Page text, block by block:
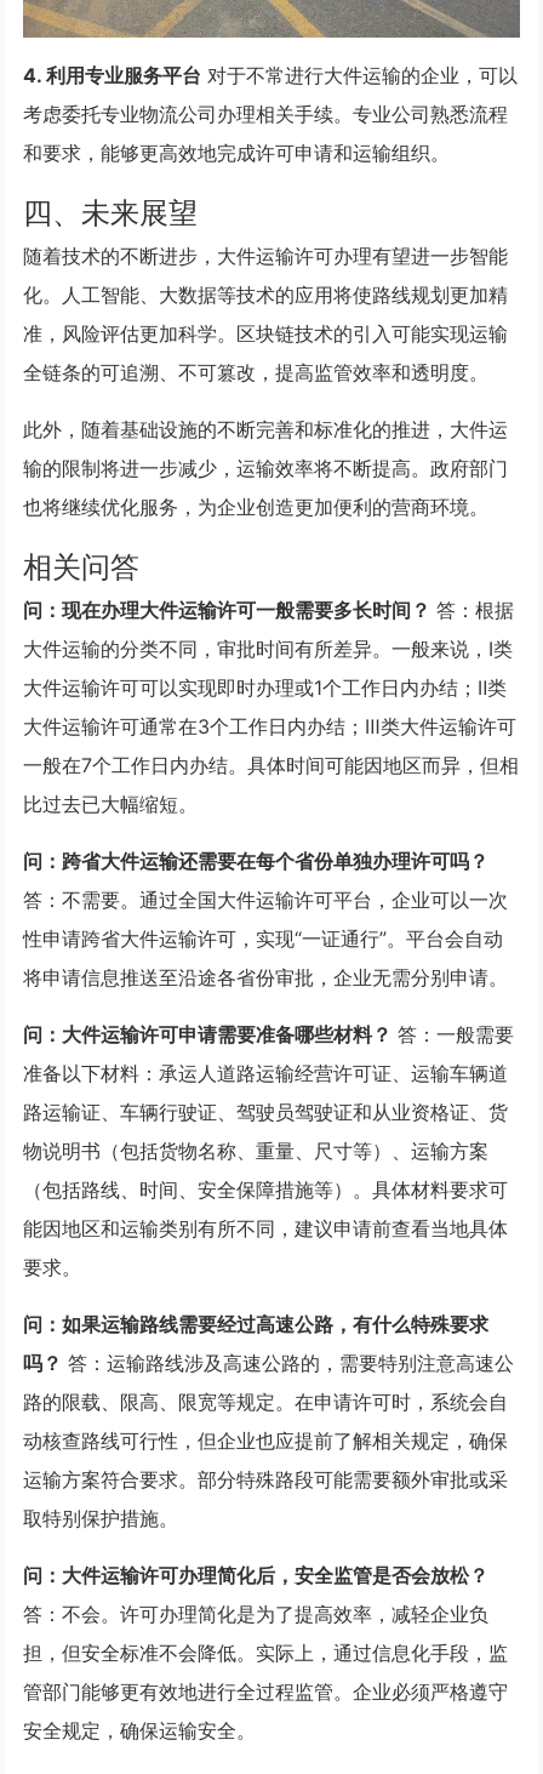
4. 利用专业服务平台 对于不常进行大件运输的企业，可以
考虑委托专业物流公司办理相关手续。专业公司熟悉流程
和要求，能够更高效地完成许可申请和运输组织。
四、未来展望
随着技术的不断进步，大件运输许可办理有望进一步智能
化。人工智能、大数据等技术的应用将使路线规划更加精
准，风险评估更加科学。区块链技术的引入可能实现运输
全链条的可追溯、不可篡改，提高监管效率和透明度。
此外，随着基础设施的不断完善和标准化的推进，大件运
输的限制将进一步减少，运输效率将不断提高。政府部门
也将继续优化服务，为企业创造更加便利的营商环境。
相关问答
问：现在办理大件运输许可一般需要多长时间？ 答：根据
大件运输的分类不同，审批时间有所差异。一般来说，Ⅰ类
大件运输许可可以实现即时办理或1个工作日内办结；Ⅱ类
大件运输许可通常在3个工作日内办结；Ⅲ类大件运输许可
一般在7个工作日内办结。具体时间可能因地区而异，但相
比过去已大幅缩短。
问：跨省大件运输还需要在每个省份单独办理许可吗？
答：不需要。通过全国大件运输许可平台，企业可以一次
性申请跨省大件运输许可，实现“一证通行”。平台会自动
将申请信息推送至沿途各省份审批，企业无需分别申请。
问：大件运输许可申请需要准备哪些材料？ 答：一般需要
准备以下材料：承运人道路运输经营许可证、运输车辆道
路运输证、车辆行驶证、驾驶员驾驶证和从业资格证、货
物说明书（包括货物名称、重量、尺寸等）、运输方案
（包括路线、时间、安全保障措施等）。具体材料要求可
能因地区和运输类别有所不同，建议申请前查看当地具体
要求。
问：如果运输路线需要经过高速公路，有什么特殊要求
吗？ 答：运输路线涉及高速公路的，需要特别注意高速公
路的限载、限高、限宽等规定。在申请许可时，系统会自
动核查路线可行性，但企业也应提前了解相关规定，确保
运输方案符合要求。部分特殊路段可能需要额外审批或采
取特别保护措施。
问：大件运输许可办理简化后，安全监管是否会放松？
答：不会。许可办理简化是为了提高效率，减轻企业负
担，但安全标准不会降低。实际上，通过信息化手段，监
管部门能够更有效地进行全过程监管。企业必须严格遵守
安全规定，确保运输安全。